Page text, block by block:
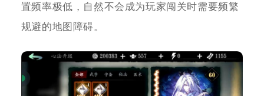
置频率极低，自然不会成为玩家闯关时需要频繁
规避的地图障碍。